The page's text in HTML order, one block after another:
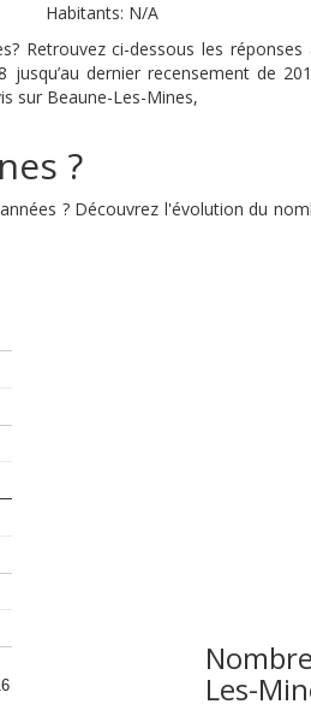
Habitants: N/A
Retrouvez ci-dessous les
jusqu’au dernier recensement de
sur Beaune-Les-Mines,
?
? Découvrez l'évolution du
Les-